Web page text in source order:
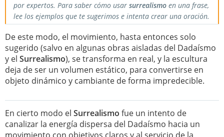
por expertos. Para saber cómo usar surrealismo en una frase,
lee los ejemplos que te sugerimos e intenta crear una oración.
De este modo, el movimiento, hasta entonces solo
sugerido (salvo en algunas obras aisladas del Dadaísmo
y el Surrealismo), se transforma en real, y la escultura
deja de ser un volumen estático, para convertirse en
objeto dinámico y cambiante de forma impredecible.
En cierto modo el Surrealismo fue un intento de
canalizar la energía dispersa del Dadaísmo hacia un